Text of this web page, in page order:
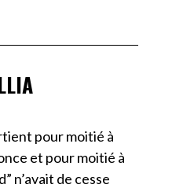
pour moitié à
et pour moitié à
n’avait de cesse